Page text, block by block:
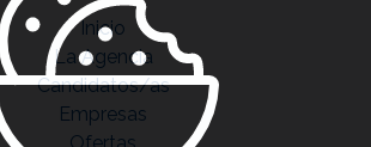
Inicio
La Agencia
Candidatos/as
Empresas